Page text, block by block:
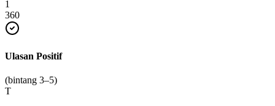
1
360
Ulasan Positif
(bintang 3–5)
T